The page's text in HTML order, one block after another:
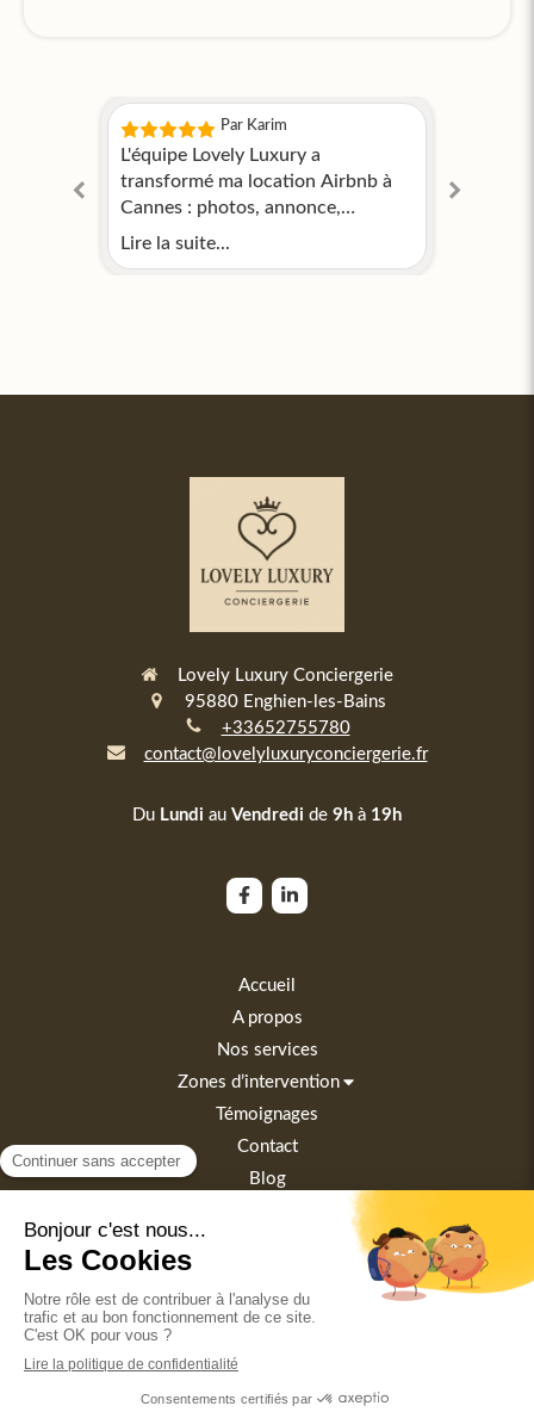
Par Karim
L'équipe Lovely Luxury a
transformé ma location Airbnb à
Cannes : photos, annonce,
accueil… tout est fluide.
Lire la suite...
Lovely Luxury Conciergerie
95880 Enghien-les-Bains
+33652755780
contact@lovelyluxuryconciergerie.fr
Du Lundi au Vendredi de 9h à 19h
Accueil
A propos
Nos services
Zones d’intervention
Témoignages
Contact
Blog
Politique de confidentialité
Conditions Générales d'Utilisation